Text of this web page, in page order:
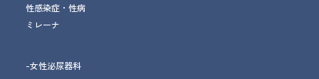
性感染症・性病
ミレーナ
-女性泌尿器科